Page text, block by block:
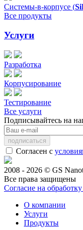
Системы-в-корпусе (
Все продукты
Услуги
Разработка
Корпусирование
Тестирование
Все услуги
Подписывайтесь на
Согласен с
2008 - 2026 © GS
Все права защищены
Согласие на
О компании
Услуги
Продукты